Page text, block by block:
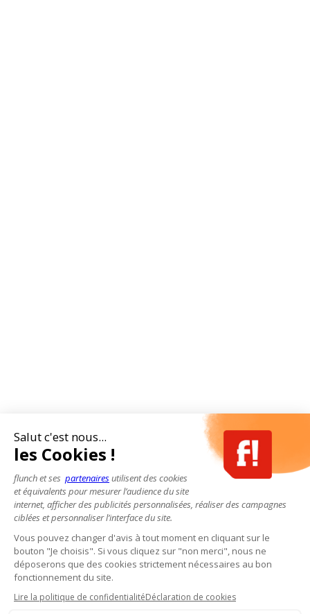
Salut c'est nous...
les Cookies !
flunch et ses partenairesutilisent des cookies
et équivalents pour mesurer l’audience du site
internet, afficher des publicités personnalisées, réaliser des campagnes
ciblées et personnaliser l’interface du site.
Vous pouvez changer d'avis à tout moment en cliquant sur le
bouton "Je choisis". Si vous cliquez sur "non merci", nous ne
déposerons que des cookies strictement nécessaires au bon
fonctionnement du site.
Lire la politique de confidentialitéDéclaration de cookies